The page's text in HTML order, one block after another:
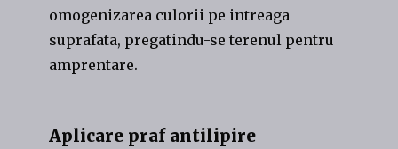
omogenizarea culorii pe intreaga
suprafata, pregatindu-se terenul pentru
amprentare.
Aplicare praf antilipire